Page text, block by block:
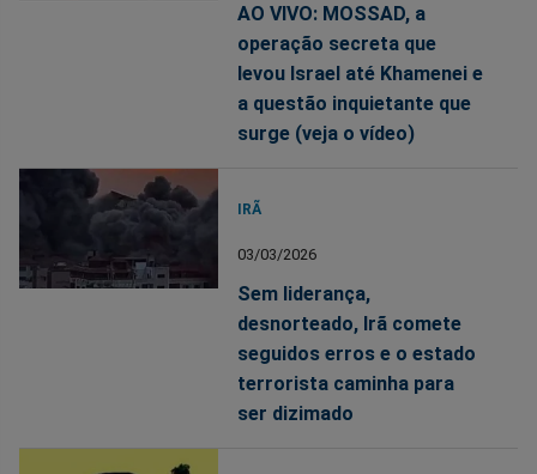
AO VIVO: MOSSAD, a
operação secreta que
levou Israel até Khamenei e
a questão inquietante que
surge (veja o vídeo)
IRÃ
03/03/2026
Sem liderança,
desnorteado, Irã comete
seguidos erros e o estado
terrorista caminha para
ser dizimado